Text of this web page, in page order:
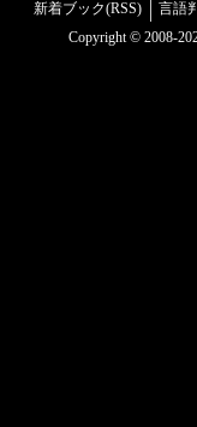
新着ブック(RSS)
言語
Copyright © 2008-